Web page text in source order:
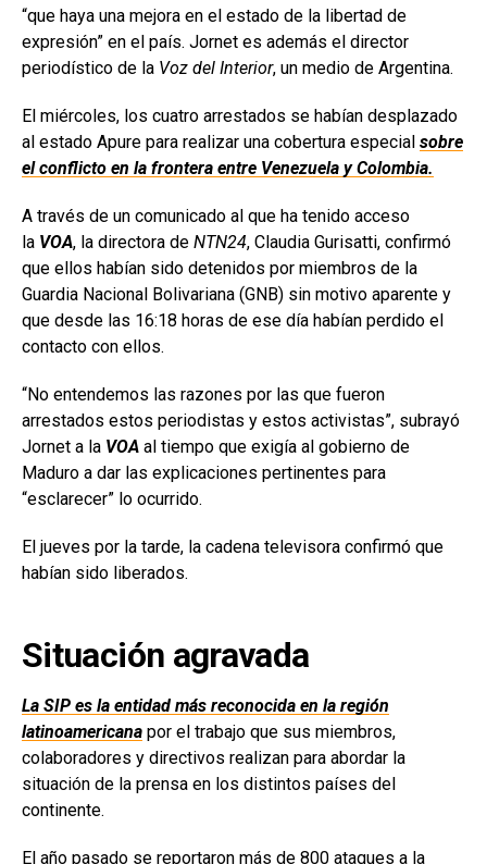
“que haya una mejora en el estado de la libertad de
expresión” en el país. Jornet es además el director
periodístico de la Voz del Interior, un medio de Argentina.
El miércoles, los cuatro arrestados se habían desplazado
al estado Apure para realizar una cobertura especial sobre
el conflicto en la frontera entre Venezuela y Colombia.
A través de un comunicado al que ha tenido acceso
la VOA, la directora de NTN24, Claudia Gurisatti, confirmó
que ellos habían sido detenidos por miembros de la
Guardia Nacional Bolivariana (GNB) sin motivo aparente y
que desde las 16:18 horas de ese día habían perdido el
contacto con ellos.
“No entendemos las razones por las que fueron
arrestados estos periodistas y estos activistas”, subrayó
Jornet a la VOA al tiempo que exigía al gobierno de
Maduro a dar las explicaciones pertinentes para
“esclarecer” lo ocurrido.
El jueves por la tarde, la cadena televisora confirmó que
habían sido liberados.
Situación agravada
La SIP es la entidad más reconocida en la región
latinoamericana por el trabajo que sus miembros,
colaboradores y directivos realizan para abordar la
situación de la prensa en los distintos países del
continente.
El año pasado se reportaron más de 800 ataques a la